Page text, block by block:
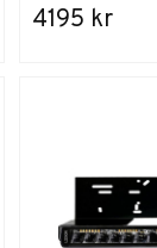
4195 kr